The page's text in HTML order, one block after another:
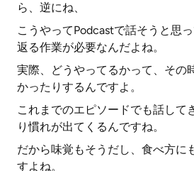
ら、逆にね、
こうやってPodcastで話そうと思
返る作業が必要なんだよね。
実際、どうやってるかって、その
かったりするんですよ。
これまでのエピソードでも話して
り慣れが出てくるんですね。
だから味覚もそうだし、食べ方に
すよね。